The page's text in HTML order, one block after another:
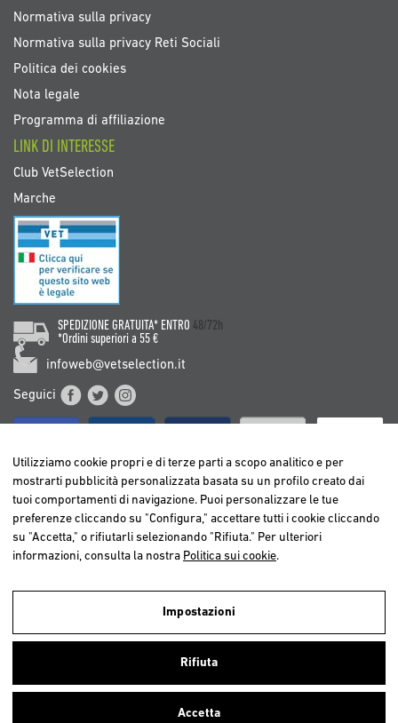
Utilizziamo cookies propri e di terze parti per realizzare analisi della
navigazione degli utenti e così poter offrire un miglior servizio.
ulteriori informazioniclicca qui.
Normativa sulla privacy
Normativa sulla privacy Reti Sociali
Politica dei cookies
Nota legale
Programma di affiliazione
LINK DI INTERESSE
Club VetSelection
Marche
SPEDIZIONE GRATUITA* ENTRO 48/72h
*Ordini superiori a 55 €
infoweb@vetselection.it
Seguici
BELGIË / BELGIQUE
DEUTSCHLAND
ESPAÑA
ITALIA
NEDERLAND
ÖSTERREICH
Utilizziamo cookie propri e di terze parti a scopo analitico e per
mostrarti pubblicità personalizzata basata su un profilo creato dai
tuoi comportamenti di navigazione. Puoi personalizzare le tue
preferenze cliccando su "Configura," accettare tutti i cookie cliccando
su "Accetta," o rifiutarli selezionando "Rifiuta." Per ulteriori
informazioni, consulta la nostra Politica sui cookie.
Impostazioni
Rifiuta
Accetta